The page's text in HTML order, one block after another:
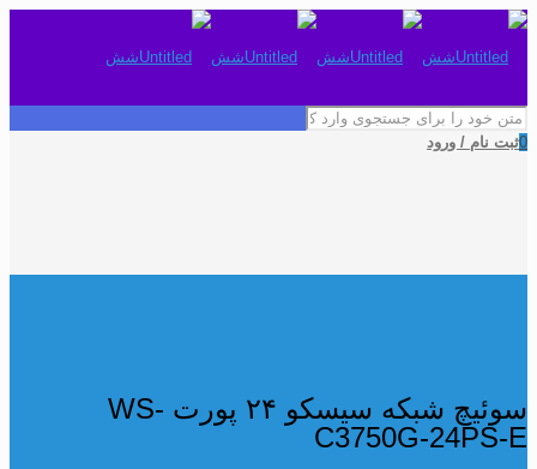
0ثبت نام / ورود
سوئیچ شبکه سیسکو ۲۴ پورت WS-
C3750G-24PS-E